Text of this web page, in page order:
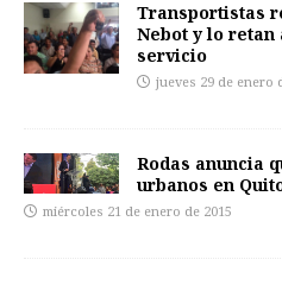
Transportistas
Nebot y lo
servicio
jueves 29 de enero
Rodas anuncia
urbanos en
miércoles 21 de enero de 2015